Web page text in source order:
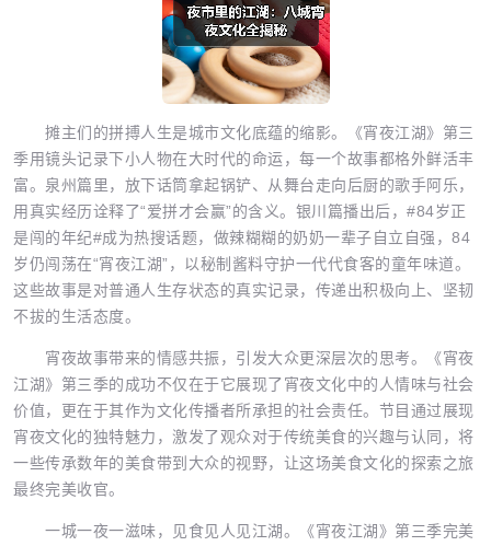
摊主们的拼搏人生是城市文化底蕴的缩影。《宵夜江湖》第三
季用镜头记录下小人物在大时代的命运，每一个故事都格外鲜活丰
富。泉州篇里，放下话筒拿起锅铲、从舞台走向后厨的歌手阿乐，
用真实经历诠释了“爱拼才会赢”的含义。银川篇播出后，#84岁正
是闯的年纪#成为热搜话题，做辣糊糊的奶奶一辈子自立自强，84
岁仍闯荡在“宵夜江湖”，以秘制酱料守护一代代食客的童年味道。
这些故事是对普通人生存状态的真实记录，传递出积极向上、坚韧
不拔的生活态度。
宵夜故事带来的情感共振，引发大众更深层次的思考。《宵夜
江湖》第三季的成功不仅在于它展现了宵夜文化中的人情味与社会
价值，更在于其作为文化传播者所承担的社会责任。节目通过展现
宵夜文化的独特魅力，激发了观众对于传统美食的兴趣与认同，将
一些传承数年的美食带到大众的视野，让这场美食文化的探索之旅
最终完美收官。
一城一夜一滋味，见食见人见江湖。《宵夜江湖》第三季完美